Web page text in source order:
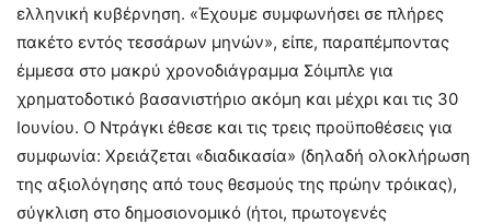
ελληνική κυβέρνηση. «Έχουμε συμφωνήσει σε πλήρες
πακέτο εντός τεσσάρων μηνών», είπε, παραπέμποντας
έμμεσα στο μακρύ χρονοδιάγραμμα Σόιμπλε για
χρηματοδοτικό βασανιστήριο ακόμη και μέχρι και τις 30
Ιουνίου. Ο Ντράγκι έθεσε και τις τρεις προϋποθέσεις για
συμφωνία: Χρειάζεται «διαδικασία» (δηλαδή ολοκλήρωση
της αξιολόγησης από τους θεσμούς της πρώην τρόικας),
σύγκλιση στο δημοσιονομικό (ήτοι, πρωτογενές